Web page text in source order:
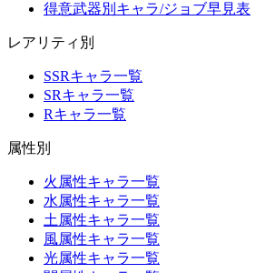
得意武器別キャラ/ジョブ早見表
レアリティ別
SSRキャラ一覧
SRキャラ一覧
Rキャラ一覧
属性別
火属性キャラ一覧
水属性キャラ一覧
土属性キャラ一覧
風属性キャラ一覧
光属性キャラ一覧